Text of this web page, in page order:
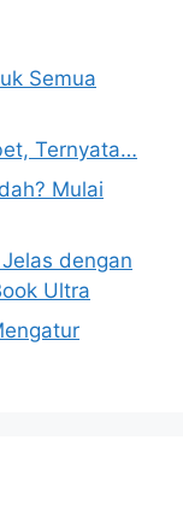
Semua
Ternyata…
Mulai
dengan
Ultra